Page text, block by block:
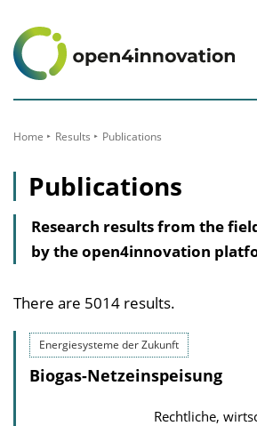
Content
Home Results Publications
Publications
Research results from the
by the open4innovation
There are 5014 results.
Energiesysteme der Zukunft
Biogas-Netzeinspeisung
Rechtliche,